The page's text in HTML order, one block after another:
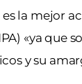
la mejor
«ya que
y su